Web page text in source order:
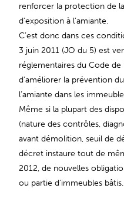
renforcer la protection de
d’exposition à l’amiante.
C’est donc dans ces
3 juin 2011 (JO du 5) est
réglementaires du Code de
d’améliorer la prévention
l’amiante dans les
Même si la plupart des
(nature des contrôles,
avant démolition, seuil de
décret instaure tout de
2012, de nouvelles
ou partie d’immeubles bâtis.